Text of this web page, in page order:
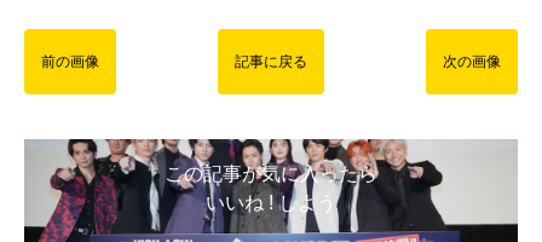
前の画像 記事に戻る 次の画像
この記事が気に入ったら
いいね ! しよう